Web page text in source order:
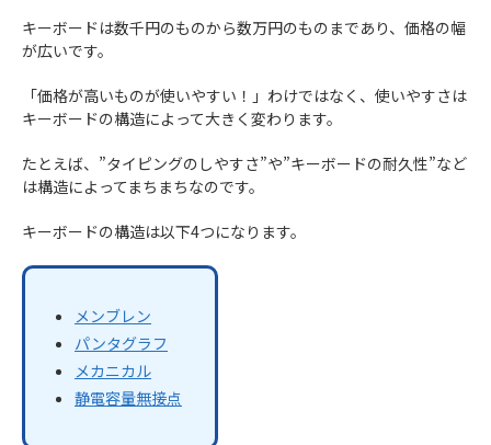
キーボードは数千円のものから数万円のものまであり、価格の幅
が広いです。
「価格が高いものが使いやすい！」わけではなく、使いやすさは
キーボードの構造によって大きく変わります。
たとえば、”タイピングのしやすさ”や”キーボードの耐久性”など
は構造によってまちまちなのです。
キーボードの構造は以下4つになります。
メンブレン
パンタグラフ
メカニカル
静電容量無接点